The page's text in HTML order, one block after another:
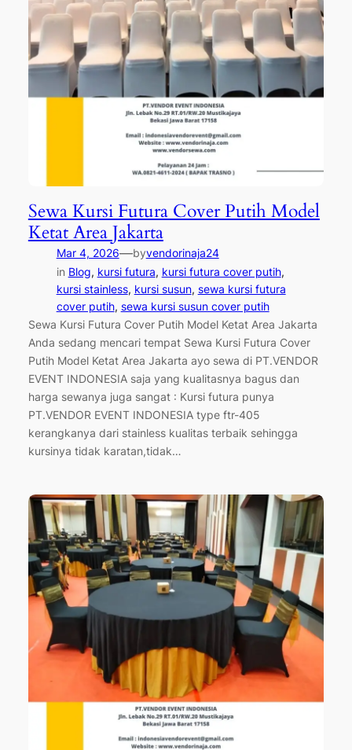
Sewa Kursi Futura Cover Putih Model
Ketat Area Jakarta
Mar 4, 2026—byvendorinaja24
in Blog, kursi futura, kursi futura cover putih
kursi stainless, kursi susun, sewa kursi futura
cover putih, sewa kursi susun cover putih
Sewa Kursi Futura Cover Putih Model Ketat Area Jakarta
Anda sedang mencari tempat Sewa Kursi Futura Cover
Putih Model Ketat Area Jakarta ayo sewa di PT.VENDOR
EVENT INDONESIA saja yang kualitasnya bagus dan
harga sewanya juga sangat : Kursi futura punya
PT.VENDOR EVENT INDONESIA type ftr-405
kerangkanya dari stainless kualitas terbaik sehingga
kursinya tidak karatan,tidak…